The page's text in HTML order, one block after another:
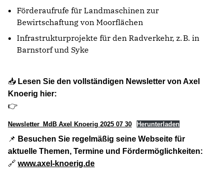
Förderaufrufe für Landmaschinen zur
Bewirtschaftung von Moorflächen
Infrastrukturprojekte für den Radverkehr, z. B. in
Barnstorf und Syke
📥 Lesen Sie den vollständigen Newsletter von Axel
Knoerig hier:
👉
Newsletter_MdB Axel Knoerig 2025 07 30 Herunterladen
📌 Besuchen Sie regelmäßig seine Webseite für
aktuelle Themen, Termine und Fördermöglichkeiten:
🔗 www.axel-knoerig.de